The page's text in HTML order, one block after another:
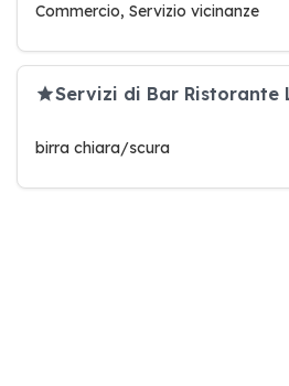
Commercio, Servizio vicinanze
Servizi di Bar Ristorante
birra chiara/scura